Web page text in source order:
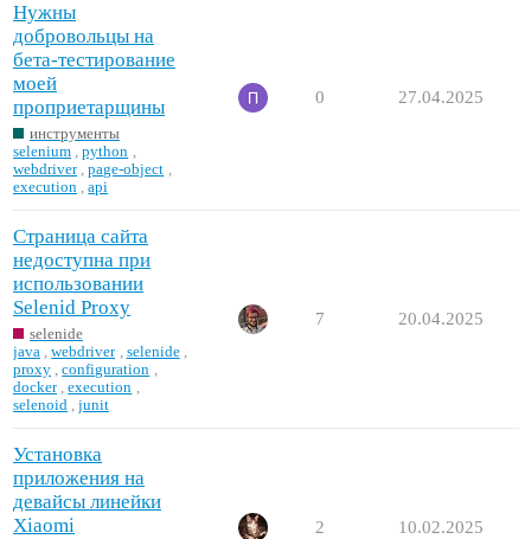
Нужны
добровольцы на
бета-тестирование
моей
проприетарщины
инструменты
selenium ,python
webdriver ,page-object
execution
,api
0 27.04.2025
Страница сайта
недоступна при
использовании
Selenid Proxy
selenide
java
,webdriver selenide
proxy ,configuration
docker ,execution
selenoid
,junit
7 20.04.2025
Установка
приложения на
девайсы линейки
Xiaomi
2 10.02.2025